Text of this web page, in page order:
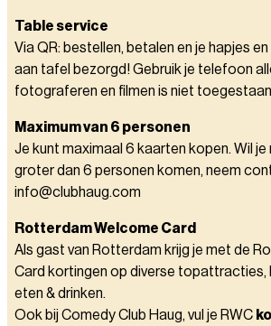
Table service
Via QR: bestellen, betalen en je hapjes
aan tafel bezorgd! Gebruik je telefoon
fotograferen en filmen is niet
Maximum van 6 personen
Je kunt maximaal 6 kaarten kopen. Wil
groter dan 6 personen komen, neem
info@clubhaug.com
Rotterdam Welcome Card
Als gast van Rotterdam krijg je met de
Card kortingen op diverse topattracties,
eten & drinken.
Ook bij Comedy Club Haug, vul je RWC